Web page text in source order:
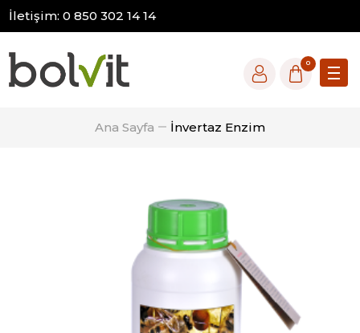
İletişim: 0 850 302 14 14
0
Ana Sayfa İnvertaz Enzim